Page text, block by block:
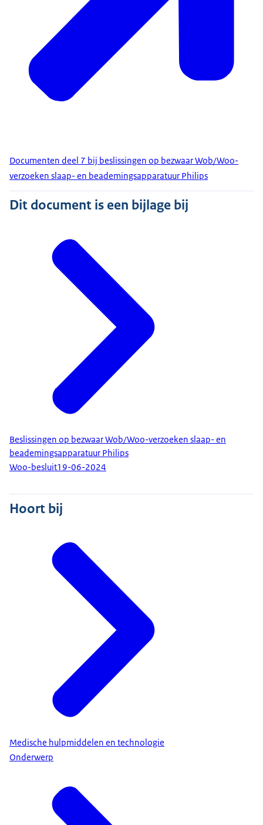
Documenten deel 7 bij beslissingen op bezwaar Wob/Woo-
verzoeken slaap- en beademingsapparatuur Philips
Dit document is een bijlage bij
Beslissingen op bezwaar Wob/Woo-verzoeken slaap- en
beademingsapparatuur Philips
Woo-besluit19-06-2024
Hoort bij
Medische hulpmiddelen en technologie
Onderwerp